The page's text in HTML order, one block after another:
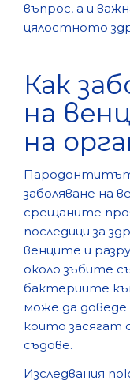
въпрос, а и
цялостното
Как
на
на
заболяване на
срещаните
последици за
венците и
около зъбите
бактериите
може да доведе
които засягат
съдове.
Изследвания